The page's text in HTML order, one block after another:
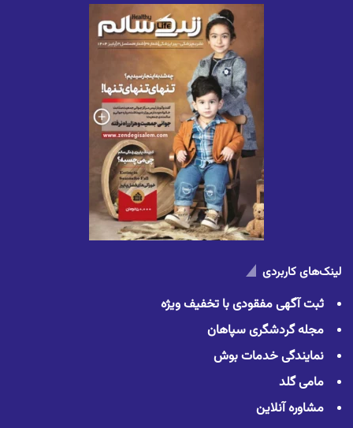
لینک‌های کاربردی
ثبت آگهی مفقودی با تخفیف ویژه
مجله گردشگری سپاهان
نمایندگی خدمات بوش
مامی گلد
مشاوره آنلاین